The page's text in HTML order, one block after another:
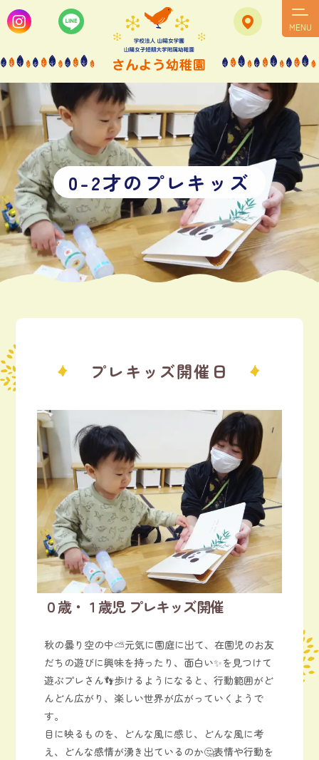
MENU
0-2才の プレキ ッ ズ
プレキッズ開催日
０歳・１歳児 プレキッズ開催
秋の曇り空の中⛅元気に園庭に出て、在園児のお友
だちの遊びに興味を持ったり、面白い✨を見つけて
遊ぶプレさん👣歩けるようになると、行動範囲がど
んどん広がり、楽しい世界が広がっていくようで
す。
目に映るものを、どんな風に感じ、どんな風に考
え、どんな感情が湧き出ているのか🤔表情や行動を